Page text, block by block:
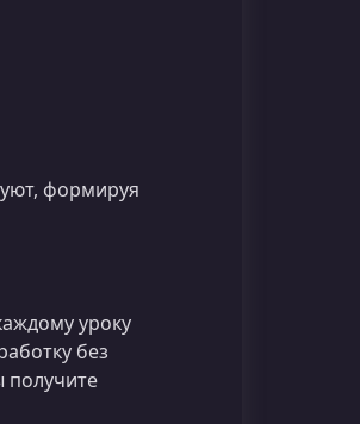
формируя
уроку
без
получите